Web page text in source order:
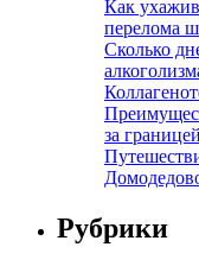
Как
перелома
Сколько
за
Рубрики